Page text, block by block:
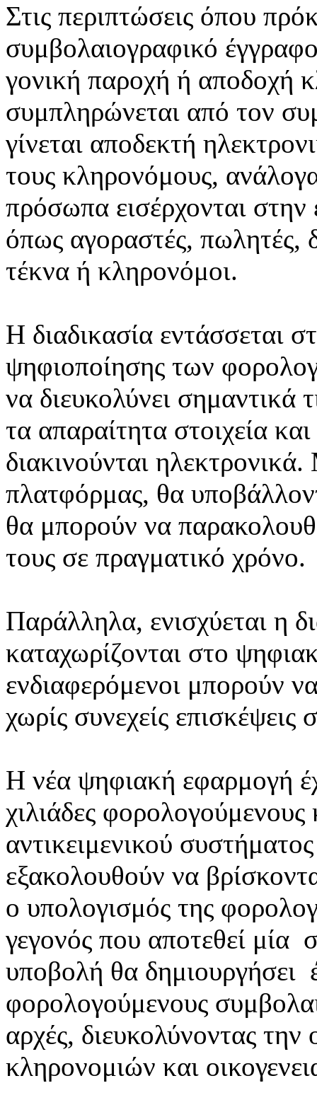
Στις περιπτώσεις όπου
συμβολαιογραφικό
γονική παροχή ή αποδοχή
συμπληρώνεται από τον
γίνεται αποδεκτή
τους κληρονόμους,
πρόσωπα εισέρχονται στην
όπως αγοραστές, πωλητές,
τέκνα ή κληρονόμοι.
Η διαδικασία εντάσσεται
ψηφιοποίησης των
να διευκολύνει σημαντικά
τα απαραίτητα στοιχεία
διακινούνται
πλατφόρμας, θα
θα μπορούν να
τους σε πραγματικό χρόνο.
Παράλληλα, ενισχύεται η
καταχωρίζονται στο
ενδιαφερόμενοι μπορούν
χωρίς συνεχείς επισκέψεις
Η νέα ψηφιακή εφαρμογή
χιλιάδες
αντικειμενικού
εξακολουθούν να
ο υπολογισμός της
γεγονός που αποτεθεί
υποβολή θα δημιουργήσει
φορολογούμενους
αρχές, διευκολύνοντας
κληρονομιών και